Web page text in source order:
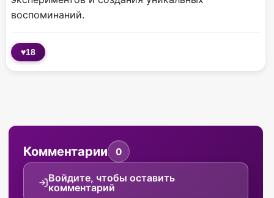
воспоминаний.
♥18
Комментарии 0
Войдите, чтобы оставить
комментарий